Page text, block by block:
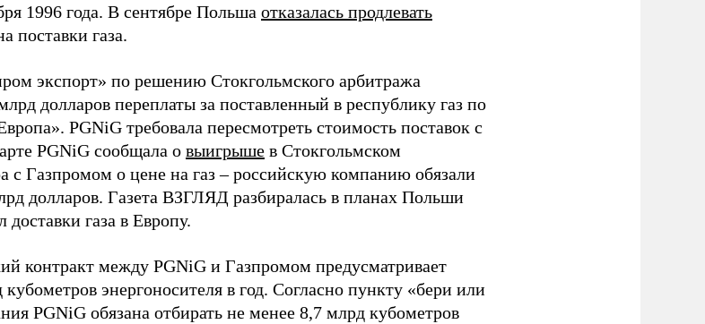
1996 года. В сентябре Польша отказалась продлевать
поставки газа.
экспорт» по решению Стокгольмского арбитража
долларов переплаты за поставленный в республику газ по
PGNiG требовала пересмотреть стоимость поставок с
PGNiG сообщала о выигрыше в Стокгольмском
с Газпромом о цене на газ – российскую компанию обязали
долларов. Газета ВЗГЛЯД разбиралась в планах Польши
доставки газа в Европу.
контракт между PGNiG и Газпромом предусматривает
энергоносителя в год. Согласно пункту «бери или
PGNiG обязана отбирать не менее 8,7 млрд кубометров